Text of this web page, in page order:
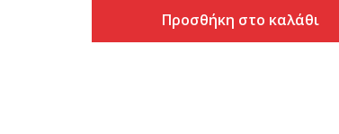
Προσθήκη στο καλάθι